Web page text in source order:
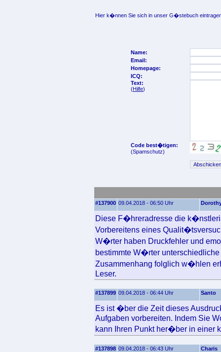
Hier k�nnen Sie sich in unser G�stebuch
Name:
Email:
Homepage:
ICQ:
Text:
(Hilfe)
Code best�tigen:
(Spamschutz)
#137900 09.04.2018 - 06:50 Uhr
Diese F�hreradresse die
Vorbereitens eines
W�rter haben Druckfehler und
bestimmte W�rter
Zusammenhang folglich w�hlen
Leser.
#137899 09.04.2018 - 06:44 Uhr Santo
Es ist �ber die Zeit dieses
Aufgaben vorbereiten. Indem Sie
kann Ihren Punkt her�ber in einer
#137898 09.04.2018 - 06:43 Uhr Charis